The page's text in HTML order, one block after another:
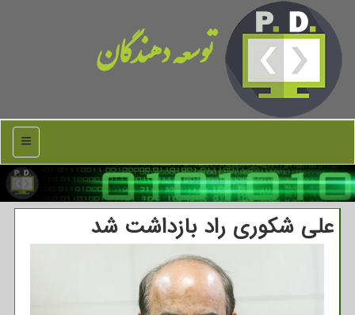
توسعه دهندگان
منو
علی شکوری راد بازداشت شد